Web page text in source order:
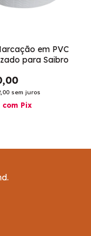
em PVC
para Saibro
sem juros
com Pix